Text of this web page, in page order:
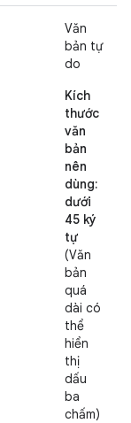
Văn
bản tự
do
Kích
thước
văn
bản
nên
dùng:
dưới
45 ký
tự
(Văn
bản
quá
dài có
thể
hiển
thị
dấu
ba
chấm)